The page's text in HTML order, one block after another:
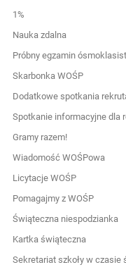
1%
Nauka zdalna
Próbny egzamin
Skarbonka WOŚP
Dodatkowe spotkania
Spotkanie informacyjne dla
Gramy razem!
Wiadomość WOŚPowa
Licytacje WOŚP
Pomagajmy z WOŚP
Świąteczna niespodzianka
Kartka świąteczna
Sekretariat szkoły w